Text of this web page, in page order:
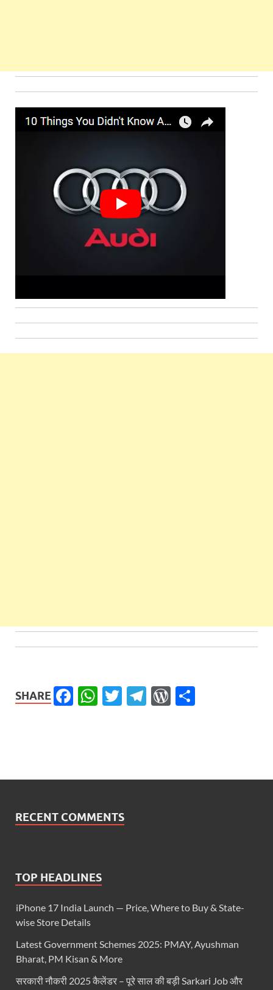
SHARE Facebook
WhatsApp
Twitter
Telegram
WordPress
RECENT COMMENTS
TOP HEADLINES
iPhone 17 India Launch — Price, Where to Buy & State-
wise Store Details
Latest Government Schemes 2025: PMAY, Ayushman
Bharat, PM Kisan & More
सरकारी नौकरी 2025 कैलेंडर – पूरे साल की बड़ी Sarkari Job और